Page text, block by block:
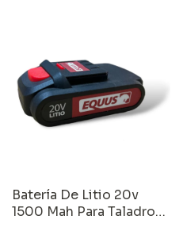
Batería De Litio 20v
1500 Mah Para Taladro